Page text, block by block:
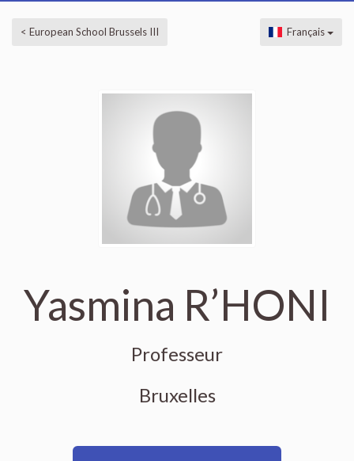
< European School Brussels III Français
Yasmina R’HONI
Professeur
Bruxelles